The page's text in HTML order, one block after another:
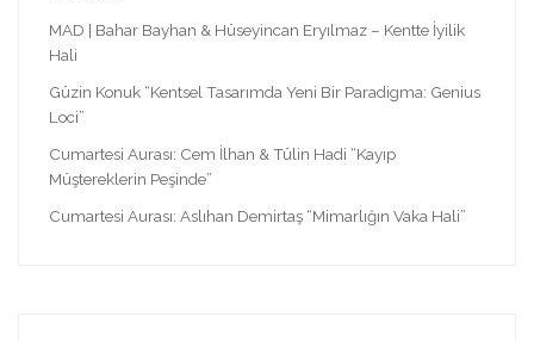
MAD | Bahar Bayhan & Hüseyincan Eryılmaz – Kentte İyilik
Hali
Güzin Konuk “Kentsel Tasarımda Yeni Bir Paradigma: Genius
Loci”
Cumartesi Aurası: Cem İlhan & Tülin Hadi “Kayıp
Müştereklerin Peşinde”
Cumartesi Aurası: Aslıhan Demirtaş “Mimarlığın Vaka Hali”